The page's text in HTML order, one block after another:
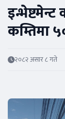
कम्तिमा
२०८२ असार ८ गते